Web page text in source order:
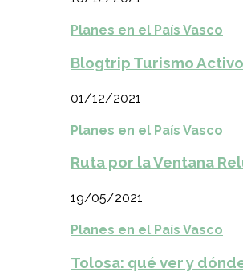
Planes en el País Vasco
Blogtrip Turismo
01/12/2021
Planes en el País Vasco
Ruta por la Ventana
19/05/2021
Planes en el País Vasco
Tolosa: qué ver y